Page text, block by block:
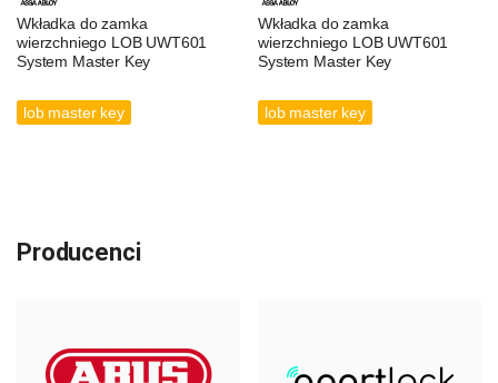
Wkładka do zamka
wierzchniego LOB UWT601
System Master Key
lob master key
Wkładka do zamka
wierzchniego LOB UWT601
System Master Key
lob master key
Producenci